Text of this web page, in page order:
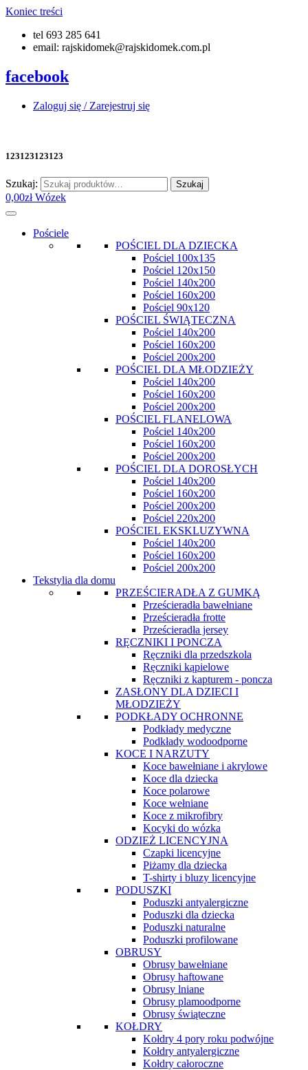
Koniec treści
tel 693 285 641
email: rajskidomek@rajskidomek.com.pl
facebook
Zaloguj się / Zarejestruj się
123123123123
Szukaj: Szukaj
0,00zł Wózek
Pościele
POŚCIEL DLA DZIECKA
Pościel 100x135
Pościel 120x150
Pościel 140x200
Pościel 160x200
Pościel 90x120
POŚCIEL ŚWIĄTECZNA
Pościel 140x200
Pościel 160x200
Pościel 200x200
POŚCIEL DLA MŁODZIEŻY
Pościel 140x200
Pościel 160x200
Pościel 200x200
POŚCIEL FLANELOWA
Pościel 140x200
Pościel 160x200
Pościel 200x200
POŚCIEL DLA DOROSŁYCH
Pościel 140x200
Pościel 160x200
Pościel 200x200
Pościel 220x200
POŚCIEL EKSKLUZYWNA
Pościel 140x200
Pościel 160x200
Pościel 200x200
Tekstylia dla domu
PRZEŚCIERADŁA Z GUMKĄ
Prześcieradła bawełniane
Prześcieradła frotte
Prześcieradła jersey
RĘCZNIKI I PONCZA
Ręczniki dla przedszkola
Ręczniki kąpielowe
Ręczniki z kapturem - poncza
ZASŁONY DLA DZIECI I
MŁODZIEŻY
PODKŁADY OCHRONNE
Podkłady medyczne
Podkłady wodoodporne
KOCE I NARZUTY
Koce bawełniane i akrylowe
Koce dla dziecka
Koce polarowe
Koce wełniane
Koce z mikrofibry
Kocyki do wózka
ODZIEŻ LICENCYJNA
Czapki licencyjne
Piżamy dla dziecka
T-shirty i bluzy licencyjne
PODUSZKI
Poduszki antyalergiczne
Poduszki dla dziecka
Poduszki naturalne
Poduszki profilowane
OBRUSY
Obrusy bawełniane
Obrusy haftowane
Obrusy lniane
Obrusy plamoodporne
Obrusy świąteczne
KOŁDRY
Kołdry 4 pory roku podwójne
Kołdry antyalergiczne
Kołdry całoroczne